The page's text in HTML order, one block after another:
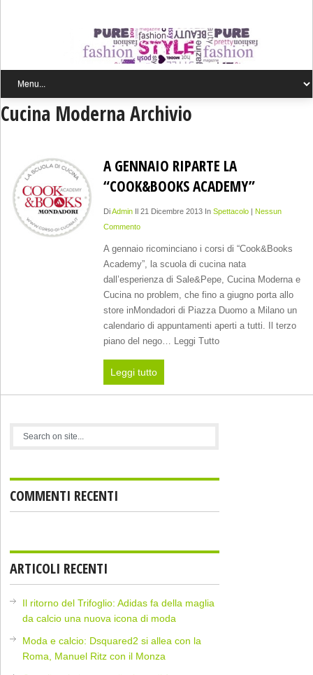
Cucina Moderna Archivio
A GENNAIO RIPARTE LA
“COOK&BOOKS ACADEMY”
DiAdminIl 21 Dicembre 2013 In Spettacolo| Nessun
Commento
A gennaio ricominciano i corsi di “Cook&Books
Academy”, la scuola di cucina nata
dall’esperienza di Sale&Pepe, Cucina Moderna e
Cucina no problem, che fino a giugno porta allo
store inMondadori di Piazza Duomo a Milano un
calendario di appuntamenti aperti a tutti. Il terzo
piano del nego… Leggi Tutto
Leggi tutto
COMMENTI RECENTI
ARTICOLI RECENTI
Il ritorno del Trifoglio: Adidas fa della maglia
da calcio una nuova icona di moda
Moda e calcio: Dsquared2 si allea con la
Roma, Manuel Ritz con il Monza